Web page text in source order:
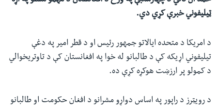
ټیلیفوني خبرې کړي دي.
د امریکا د متحده ایالاتو جمهور رئيس او د قطر امیر په دغې
تیلیفوني اړیکه کې د طالبانو له خوا په افغانستان کې د تاوتریخوالي
د کمولو پر ارزښت هوکړه کړې ده.
د رویټرز د راپور په اساس دواړو مشرانو د افغان حکومت او طالبانو